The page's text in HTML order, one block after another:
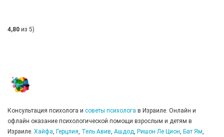
4,80 из 5)
Консультация психолога и советы психолога в Израиле. Онлайн и
офлайн оказание психологической помощи взрослым и детям в
Израиле. Хайфа, Герцлия, Тель Авив, Ашдод, Ришон Ле Цион, Бат Ям,